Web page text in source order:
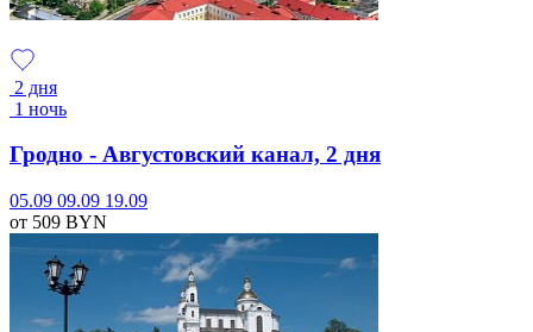
2 дня
1 ночь
Гродно - Августовский канал, 2 дня
05.09 09.09 19.09
от 509 BYN